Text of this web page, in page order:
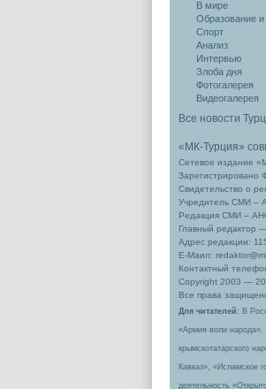
В мире
Образование
Спорт
Анализ
Интервью
Злоба дня
Фотогалерея
Видеогалерея
Все новости
«МК-Турция»
Сетевое издание
Зарегистрировано
Свидетельство о
Учредитель СМИ –
Редакция СМИ –
Главный редактор
Адрес редакции:
Е-Маил:
Контактный
Copyright 2003 —
Все права
Для читателей : В
«Армия воли
крымскотатарского
Кавказ», «Исламское
деятельность